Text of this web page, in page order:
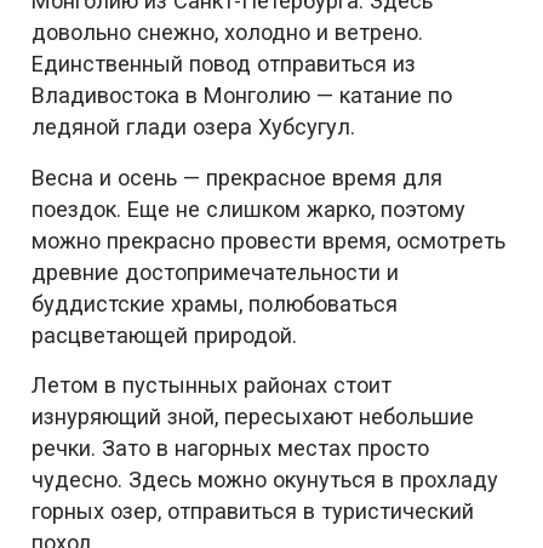
довольно снежно, холодно и ветрено.
Единственный повод отправиться из
Владивостока в Монголию — катание по
ледяной глади озера Хубсугул.
Весна и осень — прекрасное время для
поездок. Еще не слишком жарко, поэтому
можно прекрасно провести время, осмотреть
древние достопримечательности и
буддистские храмы, полюбоваться
расцветающей природой.
Летом в пустынных районах стоит
изнуряющий зной, пересыхают небольшие
речки. Зато в нагорных местах просто
чудесно. Здесь можно окунуться в прохладу
горных озер, отправиться в туристический